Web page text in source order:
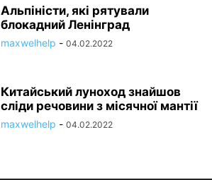
Альпіністи, які рятували
блокадний Ленінград
maxwelhelp - 04.02.2022
Китайський луноход знайшов
сліди речовини з місячної мантії
maxwelhelp - 04.02.2022